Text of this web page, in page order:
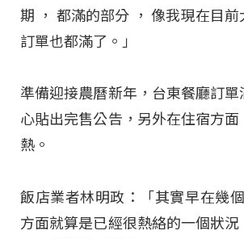
期 ， 都滿的部分 ， 像我現在目
訂單也都滿了。」
準備迎接農曆新年，台東餐廳訂單
心貼出完售公告，另外在住宿方
熱。
飯店業者林明政：「其實早在幾
方面就算是已經很熱絡的一個狀